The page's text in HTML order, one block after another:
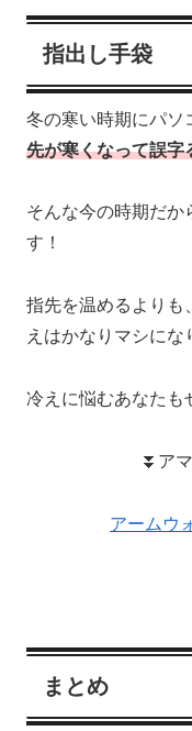
指出し手袋
冬の寒い時期にパソ
先が寒くなって誤字
そんな今の時期だか
す！
指先を温めるよりも
えはかなりマシにな
冷えに悩むあなたも
⏬ア
アームウ
まとめ